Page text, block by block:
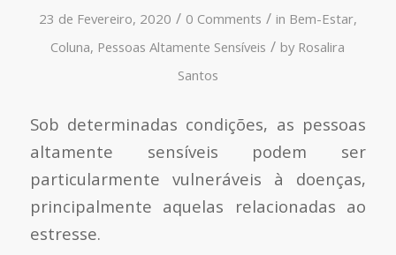
23 de Fevereiro, 2020 / 0 Comments / in Bem-Estar,
Coluna, Pessoas Altamente Sensíveis / by Rosalira
Santos
Sob determinadas condições, as pessoas
altamente sensíveis podem ser
particularmente vulneráveis à doenças,
principalmente aquelas relacionadas ao
estresse.